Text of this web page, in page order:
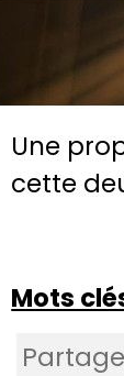
Une
cette
Mots